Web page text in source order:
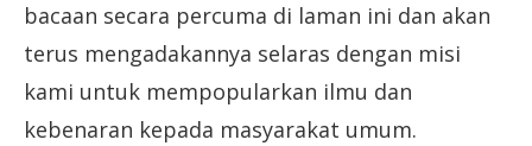
bacaan secara percuma di laman ini dan akan
terus mengadakannya selaras dengan misi
kami untuk mempopularkan ilmu dan
kebenaran kepada masyarakat umum.